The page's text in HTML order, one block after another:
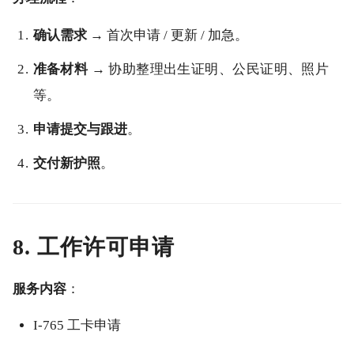
确认需求→ 首次申请 / 更新 / 加急。
准备材料→ 协助整理出生证明、公民证明、照片
等。
申请提交与跟进。
交付新护照。
8. 工作许可申请
服务内容 ：
I-765 工卡申请